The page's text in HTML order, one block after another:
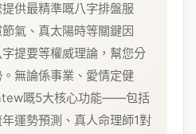
供最精準嘅八字排盤服
氣、真太陽時等關鍵因
提要等權威理論，幫您分
無論係事業、愛情定健
嘅5大核心功能——包括
運勢預測、真人命理師1對